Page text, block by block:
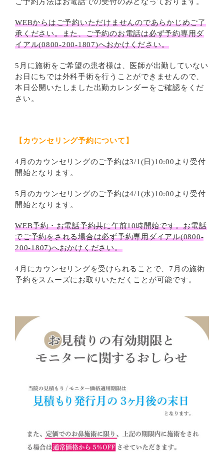
ご予約方法はお電話での受付のみとなっております。
WEBからはご予約いただけませんのであらかじめご了
承ください。また、ご予約のお電話は必ず予約専用ダ
イアル(0800-200-1807)へおかけください。
5月に施術をご希望の患者様は、医師が出勤していない
お日にちでは外科手術を行うことができませんので、
本日公開いたしました出勤カレンダーをご確認をくだ
さい。
【 カウンセリング予約について】
4月のカウンセリングのご予約は3/1(日)10:00より受付
開始となります。
5月のカウンセリングのご予約は4/1(水)10:00より受付
開始となります。
WEB予約・お電話予約共に午前10時開始です。お電話
でご予約をされる場合は必ず予約専用ダイアル(0800-
200-1807)へおかけください。
4月にカウンセリングを受けられることで、7月の施術
予約をスムーズにお取りいただくことが可能です。